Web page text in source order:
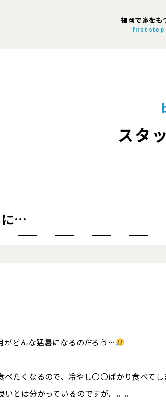
福岡で家をも
first step
スタ
に…
がどんな猛暑になるのだろう…
べたくなるので、冷やし〇〇ばかり食べて
とは分かっているのですが。。。